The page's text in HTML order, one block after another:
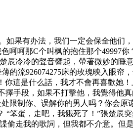
如果有办法，我们一定会保全他们
色呵呵那C个叫枫的抱住那个49997你
冷冷的聲音響起，帶著微妙的睡
的流926074275床的玫瑰映入眼帘
這是什么話，我才不會再喜歡她
擇手段，如果不打擊他，我覺得他
限制你、误解你的男人吗？你会原
“笨蛋，走吧，我餓死了！”張楚辰
偷走我的歌詞，但我都不介意。